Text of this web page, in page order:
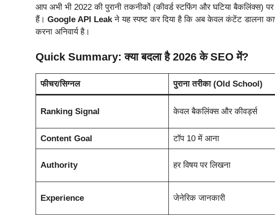
आप अभी भी 2022 की पुरानी तकनीकों (कीवर्ड स्टफिंग और घटिया बैकलिंक्स)
हैं। Google API Leakने यह स्पष्ट कर दिया है कि अब केवल कंटेंट डालना
करना अनिवार्य है।
Quick Summary: क्या बदला है 2026 के SEO में?
फीचर/सिग्नल पुराना तरीका (Old School)
Ranking Signal केवल बैकलिंक्स और कीवर्ड्स
Content Goal टॉप 10 में आना
Authority हर विषय पर लिखना
Experience जेनेरिक जानकारी